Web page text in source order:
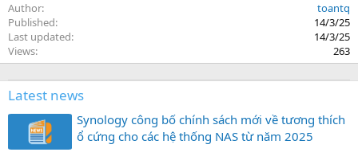
Author
toantq
Published
14/3/25
Last updated
14/3/25
Views
263
Latest news
Synology công bố chính sách mới về tương thích
ổ cứng cho các hệ thống NAS từ năm 2025